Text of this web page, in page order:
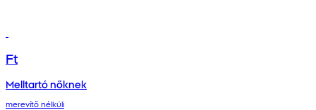
Ft
Melltartó nőknek
merevítő nélküli